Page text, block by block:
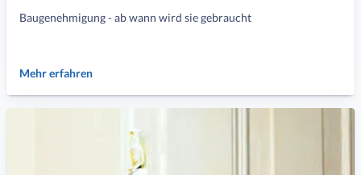
Baugenehmigung - ab wann wird sie gebraucht
Mehr erfahren